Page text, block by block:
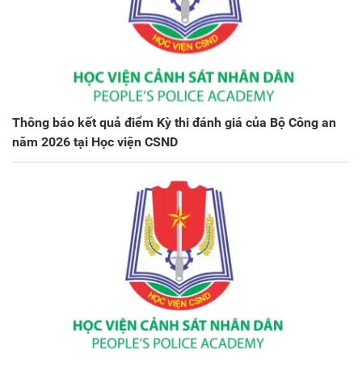
Thông báo kết quả điểm Kỳ thi đánh giá của Bộ Công an
năm 2026 tại Học viện CSND